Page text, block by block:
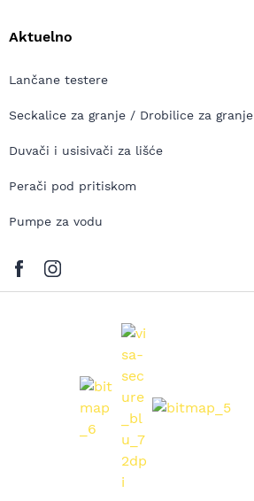
Aktuelno
Lančane testere
Seckalice za granje / Drobilice za granje
Duvači i usisivači za lišće
Perači pod pritiskom
Pumpe za vodu